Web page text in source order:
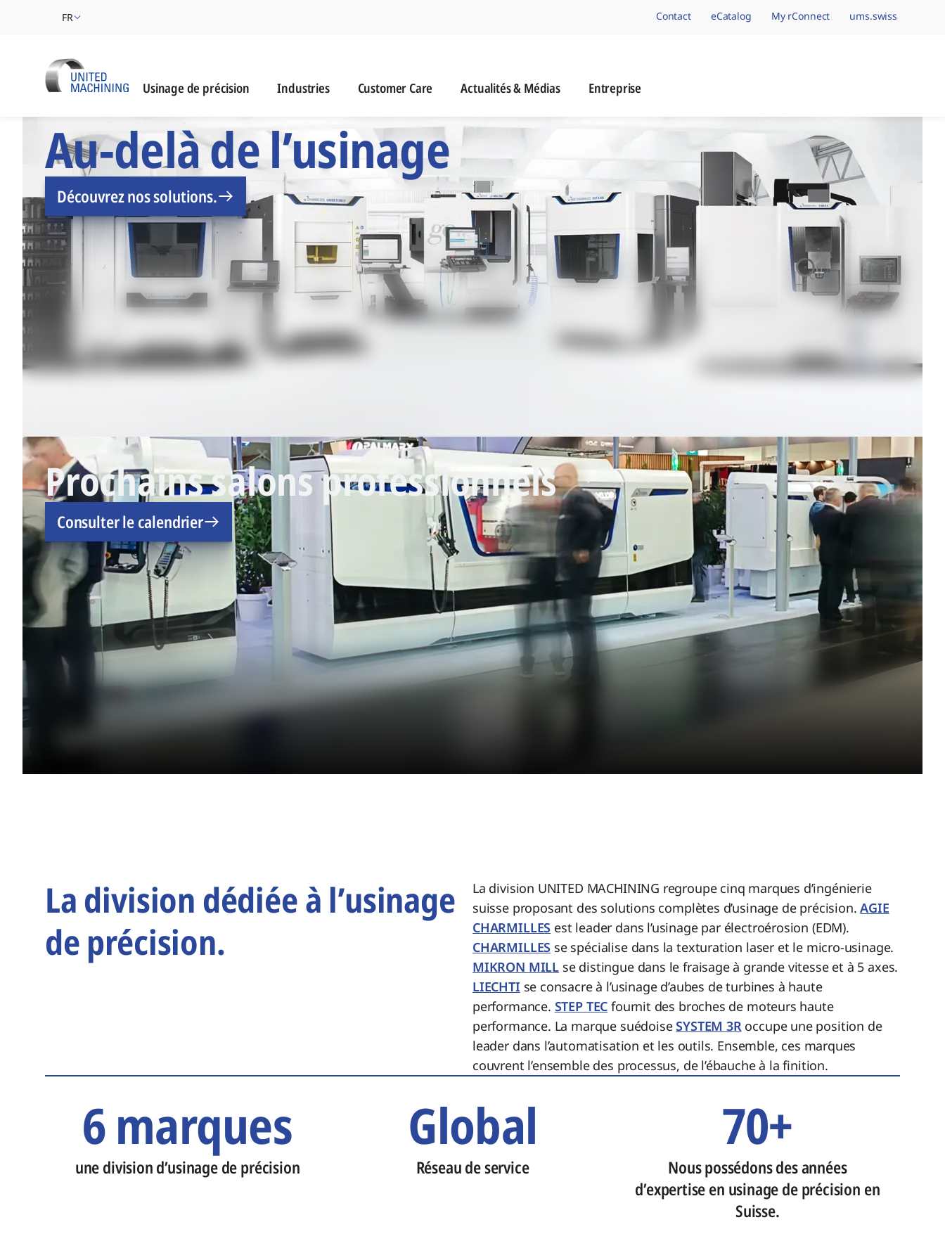
FR navigation.brand
Contact eCatalog My rConnect ums.swiss
Usinage de précision Industries Customer Care Actualités & Médias Entreprise
UNITED MACHINING - Six Marques d'Usinage de
Au-delà de l’usinage
Découvrez nos solutions.
Prochains salons professionnels
Consulter le calendrier
La division dédiée à l’usinage
de précision.
La division UNITED MACHINING regroupe cinq marques d’ingénierie
suisse proposant des solutions complètes d’usinage de précision.AGIE
CHARMILLES est leader dans l’usinage par électroérosion (EDM).
CHARMILLES se spécialise dans la texturation laser et le micro-usinage.
MIKRON MILL se distingue dans le fraisage à grande vitesse et à 5 axes.
LIECHTI se consacre à l’usinage d’aubes de turbines à haute
performance. STEP TEC fournit des broches de moteurs haute
performance. La marque suédoiseSYSTEM 3Roccupe une position de
leader dans l’automatisation et les outils. Ensemble, ces marques
couvrent l’ensemble des processus, de l’ébauche à la finition.
6 marques
une division d’usinage de précision
Global
Réseau de service
70+
Nous possédons des années
d’expertise en usinage de précision en
Suisse.